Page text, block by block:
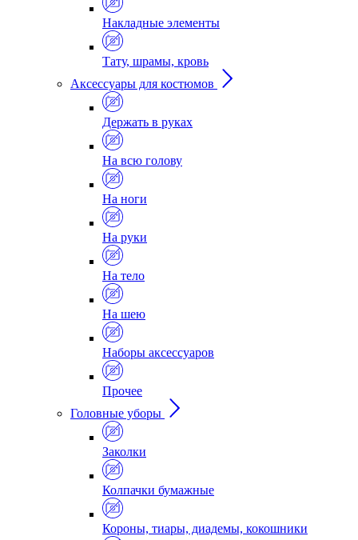
Накладные элементы
Тату, шрамы, кровь
Аксессуары для костюмов
Держать в руках
На всю голову
На ноги
На руки
На тело
На шею
Наборы аксессуаров
Прочее
Головные уборы
Заколки
Колпачки бумажные
Короны, тиары, диадемы, кокошники